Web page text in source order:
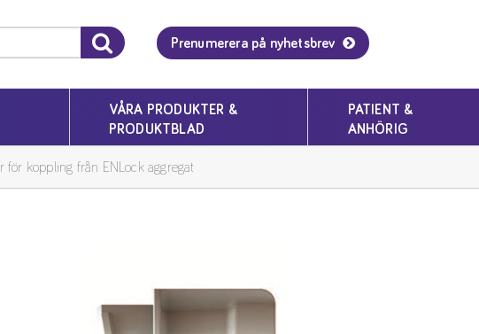
Prenumerera på nyhetsbrev
VÅRA PRODUKTER &
PRODUKTBLAD
PATIENT &
ANHÖRIG
för koppling från ENLock aggregat